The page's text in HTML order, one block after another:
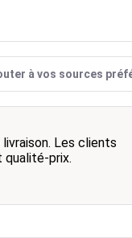
à vos sources
Les clients
qualité-prix.